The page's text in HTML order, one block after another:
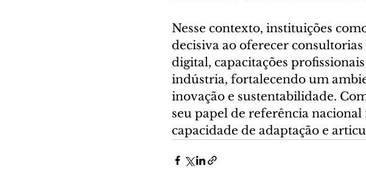
Nesse contexto, instituições
decisiva ao oferecer
digital, capacitações
indústria, fortalecendo um
inovação e sustentabilidade.
seu papel de referência
capacidade de adaptação e